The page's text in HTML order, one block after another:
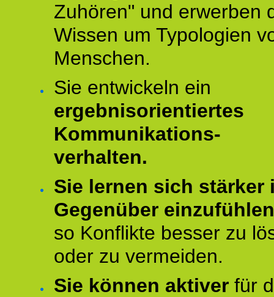
Zuhören" und erwerben
Wissen um Typologien
Menschen.
Sie entwickeln ein
ergebnisorientiertes
Kommunikations-
verhalten.
Sie lernen sich stärker
Gegenüber einzufühlen
so Konflikte besser zu
oder zu vermeiden.
Sie können aktiver für